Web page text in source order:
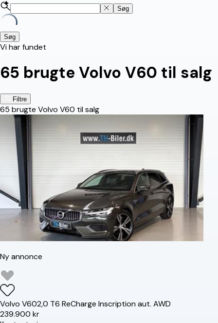
Søg
Søg
Vi har fundet
65 brugte Volvo V60 til salg
Filtre
65 brugte Volvo V60 til salg
Ny annonce
Volvo V602,0 T6 ReCharge Inscription aut. AWD
239.900 kr